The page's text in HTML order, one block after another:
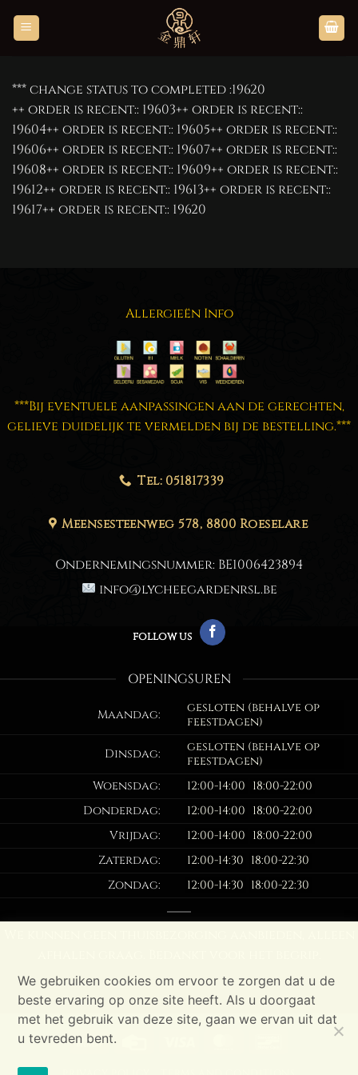
*** change status to completed :19620
++ order is recent:: 19603++ order is recent::
19604++ order is recent:: 19605++ order is recent::
19606++ order is recent:: 19607++ order is recent::
19608++ order is recent:: 19609++ order is recent::
19612++ order is recent:: 19613++ order is recent::
19617++ order is recent:: 19620
Allergieën Info
***Bij eventuele aanpassingen aan de gerechten,
gelieve duidelijk te vermelden bij de bestelling.***
Tel: 051817339
Meensesteenweg 578, 8800 Roeselare
Ondernemingsnummer: BE1006423894
info@lycheegardenrsl.be
follow us
OPENINGSUREN
Maandag:
gesloten (behalve op
feestdagen)
Dinsdag:
gesloten (behalve op
feestdagen)
Woensdag:
12:00-14:00 18:00-22:00
Donderdag:
12:00-14:00 18:00-22:00
Vrijdag:
12:00-14:00 18:00-22:00
Zaterdag:
12:00-14:30 18:00-22:30
Zondag:
12:00-14:30 18:00-22:30
Cash
We gebruiken cookies om ervoor te zorgen dat u de
beste ervaring op onze site heeft. Als u doorgaat
met het gebruik van deze site, gaan we ervan uit dat
u tevreden bent.